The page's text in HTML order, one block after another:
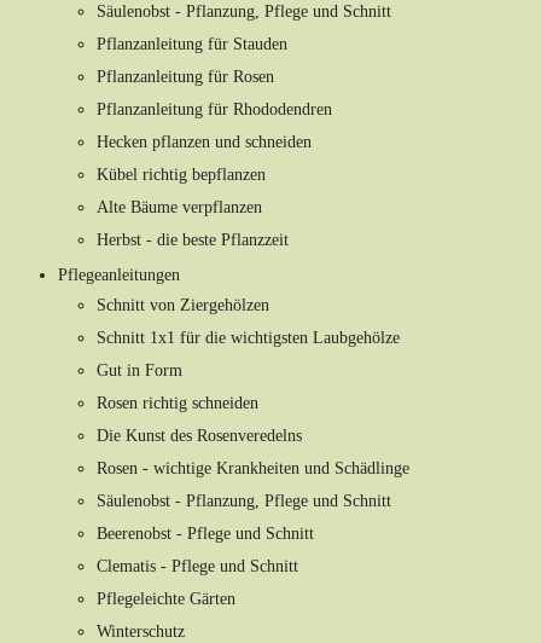
Säulenobst - Pflanzung, Pflege und Schnitt
Pflanzanleitung für Stauden
Pflanzanleitung für Rosen
Pflanzanleitung für Rhododendren
Hecken pflanzen und schneiden
Kübel richtig bepflanzen
Alte Bäume verpflanzen
Herbst - die beste Pflanzzeit
Pflegeanleitungen
Schnitt von Ziergehölzen
Schnitt 1x1 für die wichtigsten Laubgehölze
Gut in Form
Rosen richtig schneiden
Die Kunst des Rosenveredelns
Rosen - wichtige Krankheiten und Schädlinge
Säulenobst - Pflanzung, Pflege und Schnitt
Beerenobst - Pflege und Schnitt
Clematis - Pflege und Schnitt
Pflegeleichte Gärten
Winterschutz